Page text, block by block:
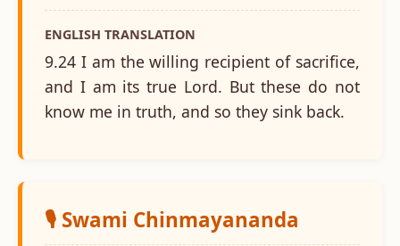
ENGLISH TRANSLATION
9.24 I am the willing recipient of sacrifice,
and I am its true Lord. But these do not
know me in truth, and so they sink back.
🎙️ Swami Chinmayananda